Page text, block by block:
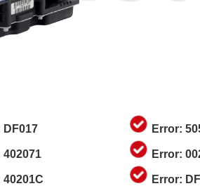
DF017
402071
40201C
Error:
Error:
Error: